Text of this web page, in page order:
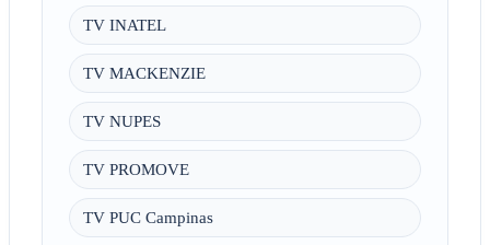
TV INATEL
TV MACKENZIE
TV NUPES
TV PROMOVE
TV PUC Campinas